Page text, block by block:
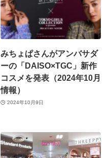
みちょぱさんがアンバサダ
ーの「DAISO×TGC」新作
コスメを発表（2024年10月
情報）
2024年10月9日